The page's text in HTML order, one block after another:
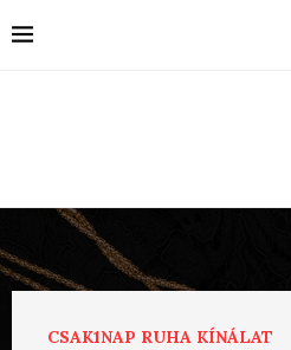
CSAK1NAP RUHA KÍNÁLAT